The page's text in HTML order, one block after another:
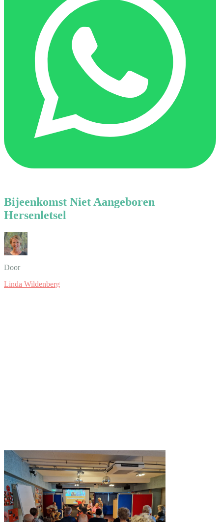
Bijeenkomst Niet Aangeboren
Hersenletsel
Door
Linda Wildenberg